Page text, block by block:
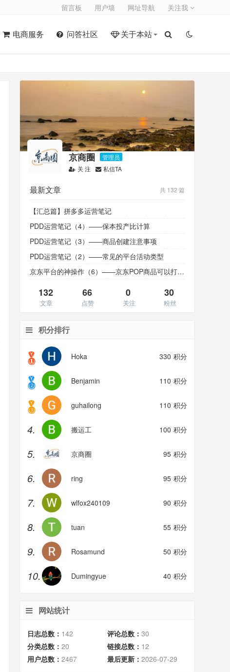
留言板 用户墙 网址导航 关注我
电商服务 问答社区 关于本站
京商圈
管理员
关 注
私信TA
最新文章 共 132 篇
【汇总篇】拼多多运营笔记
PDD运营笔记（4）——保本投产比计算
PDD运营笔记（3）——商品创建注意事项
PDD运营笔记（2）——常见的平台活动类型
京东平台的神操作（6）——京东POP商品可以打自营标了
132
文章
66
点赞
0
关注
30
粉丝
积分排行
Hoka 330 积分
Benjamin 110 积分
guhailong 110 积分
4. 搬运工 100 积分
5. 京商圈 95 积分
6. ring 95 积分
7. wlfox240109 90 积分
8. tuan 55 积分
9. Rosamund 50 积分
10. Dumingyue 40 积分
网站统计
日志总数： 142 评论总数： 30
分类总数： 20 链接总数： 12
用户总数： 2467 最后更新： 2026-07-29